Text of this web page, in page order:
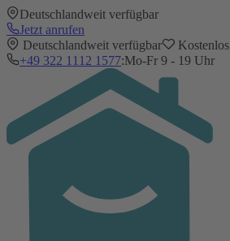
Deutschlandweit verfügbar
Jetzt anrufen
Deutschlandweit verfügbar
Kostenlos
+49 322 1112 1577:Mo-Fr 9 - 19 Uhr